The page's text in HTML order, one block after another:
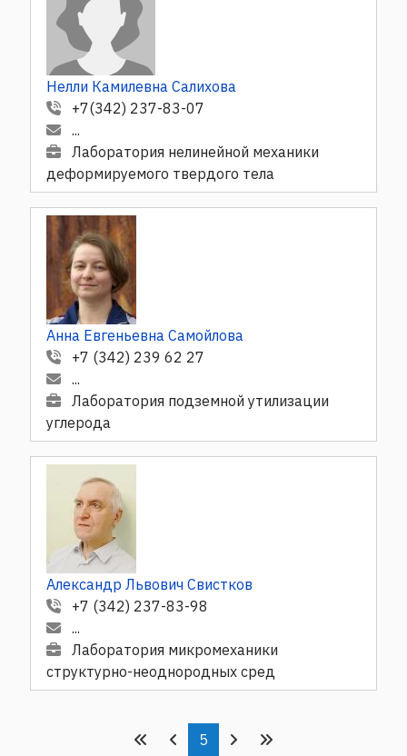
Нелли Камилевна Салихова
+7(342) 237-83-07
...
Лаборатория нелинейной механики
деформируемого твердого тела
Анна Евгеньевна Самойлова
+7 (342) 239 62 27
...
Лаборатория подземной утилизации
углерода
Александр Львович Свистков
+7 (342) 237-83-98
...
Лаборатория микромеханики
структурно-неоднородных сред
« ‹ 5 › »